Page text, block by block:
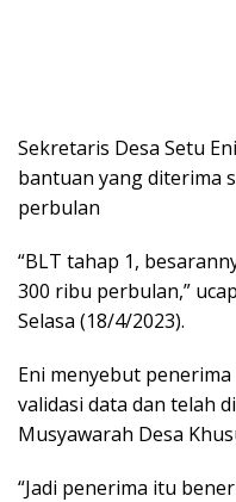
Sekretaris Desa Setu
bantuan yang diterima
perbulan
“BLT tahap 1,
300 ribu perbulan,”
Selasa (18/4/2023).
Eni menyebut
validasi data dan telah
Musyawarah Desa
“Jadi penerima itu